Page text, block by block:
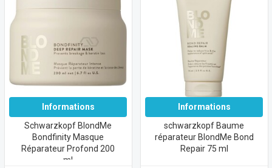
Informations
Schwarzkopf BlondMe
Bondfinity Masque
Réparateur Profond 200
ml
Informations
schwarzkopf Baume
réparateur BlondMe Bond
Repair 75 ml